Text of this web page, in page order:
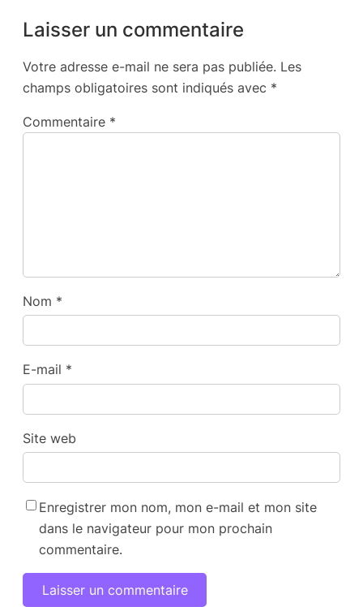
Laisser un commentaire
Votre adresse e-mail ne sera pas publiée. Les
champs obligatoires sont indiqués avec *
Commentaire *
Nom *
E-mail *
Site web
Enregistrer mon nom, mon e-mail et mon site
dans le navigateur pour mon prochain
commentaire.